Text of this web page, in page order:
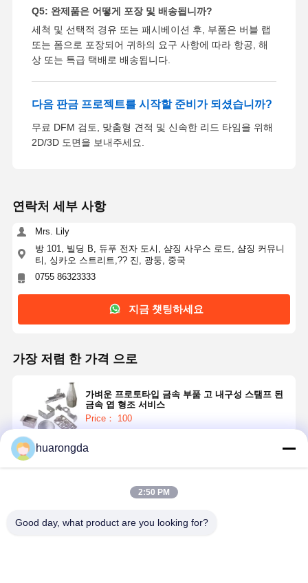
Q5: 완제품은 어떻게 포장 및 배송됩니까?
세척 및 선택적 경유 또는 패시베이션 후, 부품은 버블 랩
또는 폼으로 포장되어 귀하의 요구 사항에 따라 항공, 해
상 또는 특급 택배로 배송됩니다.
다음 판금 프로젝트를 시작할 준비가 되셨습니까?
무료 DFM 검토, 맞춤형 견적 및 신속한 리드 타임을 위해
2D/3D 도면을 보내주세요.
연락처 세부 사항
Mrs. Lily
방 101, 빌딩 B, 듀푸 전자 도시, 샴징 사우스 로드, 샴징 커뮤니
티, 싱카오 스트리트,?? 진, 광둥, 중국
0755 86323333
지금 챗팅하세요
가장 저렴 한 가격 으로
가벼운 프로토타입 금속 부품 고 내구성 스탬프 된
금속 엽 형조 서비스
Price： 100
huarongda
2:50 PM
Good day, what product are you looking for?